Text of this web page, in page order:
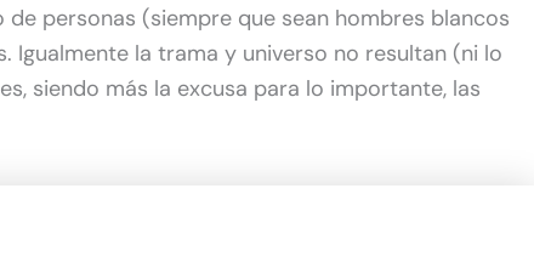
de personas (siempre que sean hombres blancos
Igualmente la trama y universo no resultan (ni lo
siendo más la excusa para lo importante, las